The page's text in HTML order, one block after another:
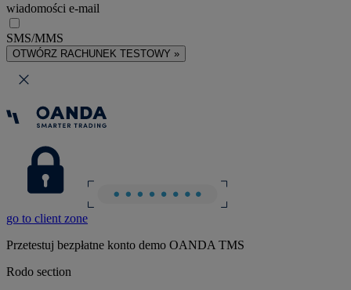
wiadomości e-mail
SMS/MMS
OTWÓRZ RACHUNEK TESTOWY »
go to client zone
Przetestuj bezpłatne konto demo OANDA TMS
Rodo section